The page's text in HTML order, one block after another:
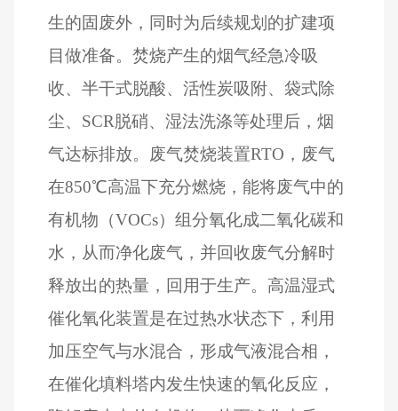
生的固废外，同时为后续规划的扩建项
目做准备。焚烧产生的烟气经急冷吸
收、半干式脱酸、活性炭吸附、袋式除
尘、 SCR 脱硝、湿法洗涤等处理后，烟
气达标排放。废气焚烧装置RTO ，废气
在850℃高温下充分燃烧，能将废气中的
有机物（VOCs）组分氧化成二氧化碳和
水，从而净化废气，并回收废气分解时
释放出的热量，回用于生产。高温湿式
催化氧化装置是在过热水状态下，利用
加压空气与水混合，形成气液混合相，
在催化填料塔内发生快速的氧化反应，